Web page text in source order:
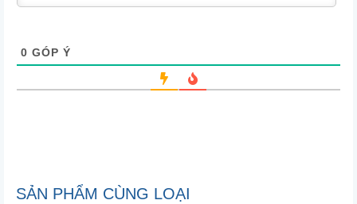
0 GÓP Ý
SẢN PHẨM CÙNG LOẠI